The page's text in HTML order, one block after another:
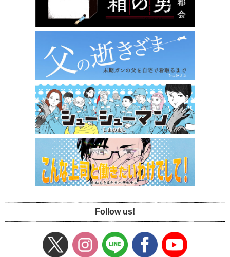
Follow us!